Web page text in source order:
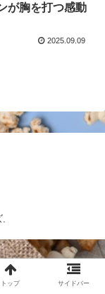
が胸を打つ感動
2025.09.09
トップ サイドバー